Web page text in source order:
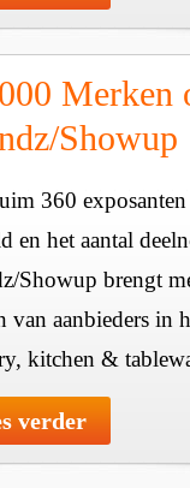
Merken
Showup
360
en het aantal
Showup brengt
van aanbieders in
kitchen &
verder